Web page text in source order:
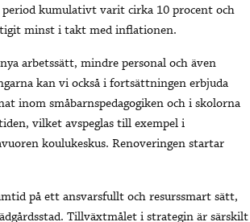
kumulativt varit cirka 10 procent och
minst i takt med inflationen.
arbetssätt, mindre personal och även
kan vi också i fortsättningen erbjuda
inom småbarnspedagogiken och i skolorna
vilket avspeglas till exempel i
koulukeskus. Renoveringen startar
på ett ansvarsfullt och resurssmart sätt,
Tillväxtmålet i strategin är särskilt